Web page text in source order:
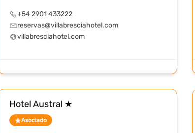
+54 2901 433222
reservas@villabresciahotel.com
villabresciahotel.com
Hotel Austral ★
Asociado